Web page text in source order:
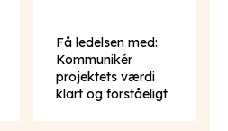
Få ledelsen med:
Kommunikér
projektets værdi
klart og forståeligt